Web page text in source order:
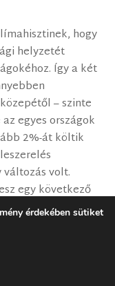
hogy
helyzetét
Így a két
– szinte
egyes országok
2%-át költik
volt.
egy következő
egymáshoz
a casus belli
Ami még
ellátás
időszakra
érdekében sütiket